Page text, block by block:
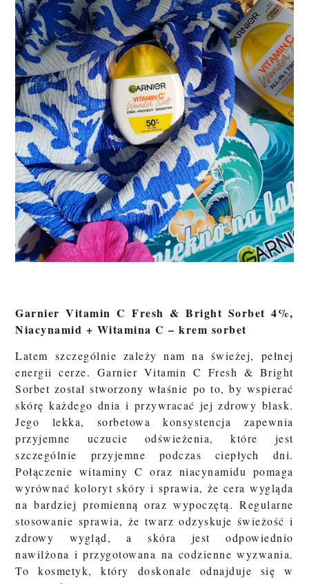
Garnier Vitamin C Fresh & Bright Sorbet 4%,
Niacynamid + Witamina C – krem sorbet
Latem szczególnie zależy nam na świeżej, pełnej
energii cerze. Garnier Vitamin C Fresh & Bright
Sorbet został stworzony właśnie po to, by wspierać
skórę każdego dnia i przywracać jej zdrowy blask.
Jego lekka, sorbetowa konsystencja zapewnia
przyjemne uczucie odświeżenia, które jest
szczególnie przyjemne podczas ciepłych dni.
Połączenie witaminy C oraz niacynamidu pomaga
wyrównać koloryt skóry i sprawia, że cera wygląda
na bardziej promienną oraz wypoczętą. Regularne
stosowanie sprawia, że twarz odzyskuje świeżość i
zdrowy wygląd, a skóra jest odpowiednio
nawilżona i przygotowana na codzienne wyzwania.
To kosmetyk, który doskonale odnajduje się w